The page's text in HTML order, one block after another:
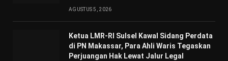
AGUSTUS 5, 2026
Ketua LMR-RI Sulsel Kawal Sidang Perdata
di PN Makassar, Para Ahli Waris Tegaskan
Perjuangan Hak Lewat Jalur Legal